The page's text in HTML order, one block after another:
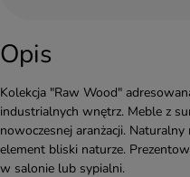
Opis
Kolekcja "Raw Wood"
industrialnych wnętrz. Meble z
nowoczesnej aranżacji.
element bliski naturze.
w salonie lub sypialni.